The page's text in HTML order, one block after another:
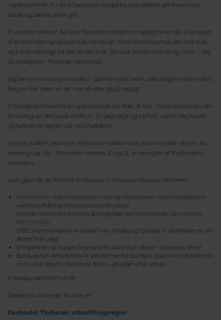
mødefaciliteter til i alt 60 personer. Hyggelig overdækket gårdhave med
borde og bænke samt grill.
Er du natur elsker? Ja, så er Thyborøn bestemt et oplagt feriemål, vi omgivet
af en storslået og varieret naturlandskab. Med Vesterhavet på den ene side
og Limfjorden lige på den anden side. Så husk vandreskoene og cykler – tag
på opdagelse i Thyborøn og omegn.
Tag familien med og bliv blæst i gennem ved havet, sæt dragen med vinden,
fang en fisk (dem er der nok af) eller gå på ravjagt.
Et besøg ved havet er en oplevelse på alle tider af året. Oplev kontrasten der
kendetegner den jyske vestkyst. Èn dag roligt og idyllisk, næste dag barskt
og højlydt når bølger slår mod høfderne.
Nyd en dukkert ved vores fantastiske badestrand, hvor livredder tårnet i fra
omkring uge 26 - 33 mellem klokken 10 og 18, er bevogtet af Trygfondens
livreddere.
Som gæst får du fri entré til Wærket´s (Thyborøn Hallens) faciliteter:
Vandwærket svømmebassiner med vandrutsjebane, varmtvandsbassin,
wellnessafdeling med sauna og dampbad.
Hold jer orienteret omkring åbningstider og retningslinjer på Wærkets
hjemmeside
OBS: svømmehallen er lukket hver tirsdag og torsdag (i skoleferier er der
åbent hver dag)
Snegleland nyt hoppe/legeland for børn (kun åbent i skolernes ferie)
Boldwærket aktivitetshal til alle former for boldspil, badminton bordtennis
m.m. (kun åbent i skolernes ferier - grupper efter aftale).
Et besøg værd året rundt!
Glæder os så meget til at se jer!
Danhostel Thyborøn afbestillingsregler